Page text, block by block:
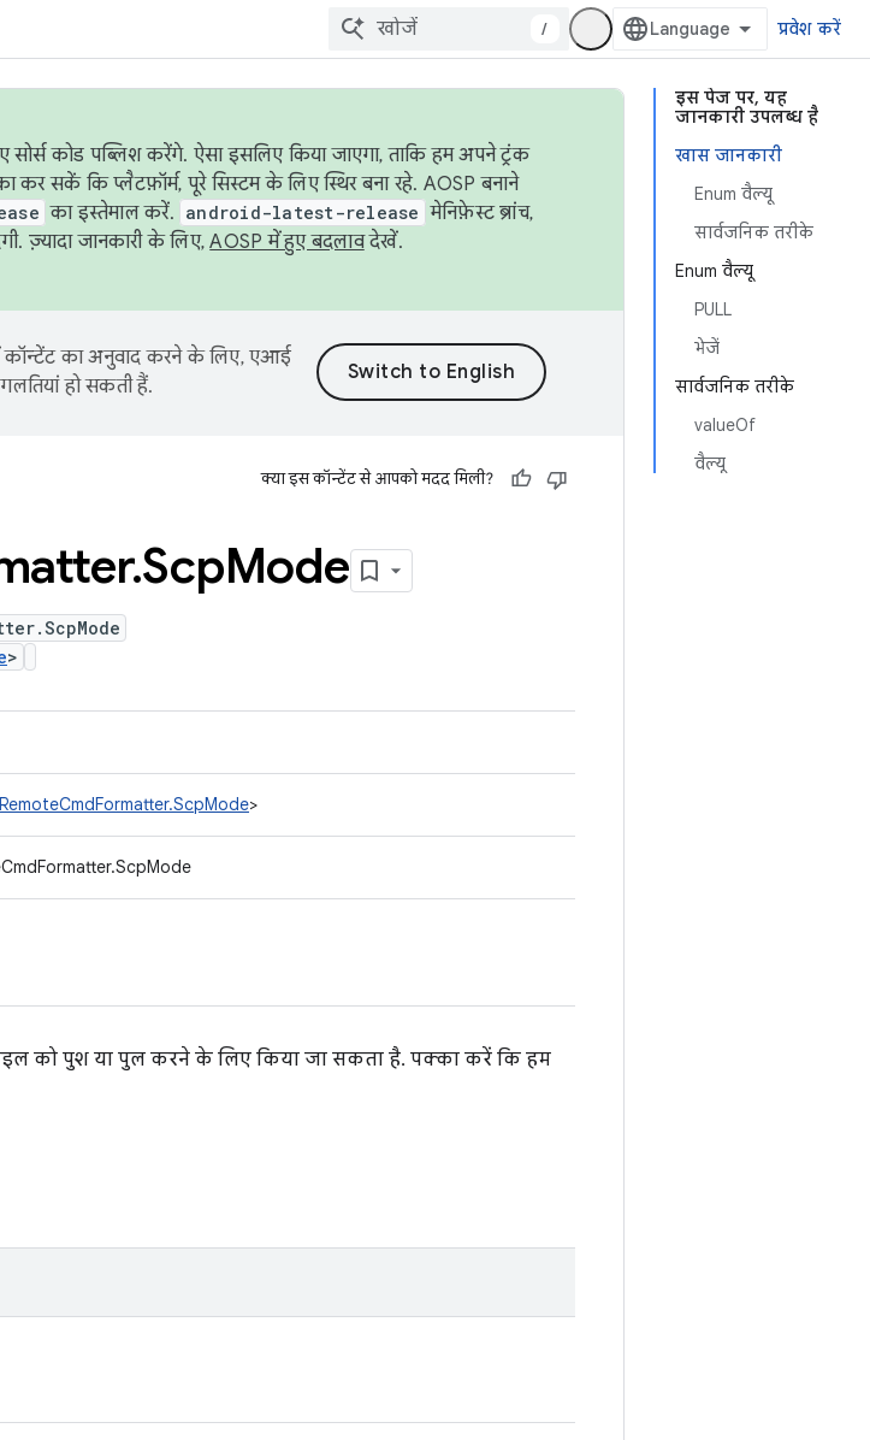
/ प्रवेश करें
इस पेज पर, यह
जानकारी उपलब्ध है
खास जानकारी
Enum वैल्यू
सार्वजनिक तरीके
Enum वैल्यू
PULL
भेजें
सार्वजनिक तरीके
valueOf
वैल्यू
कोड पब्लिश करेंगे. ऐसा इसलिए किया जाएगा, ताकि हम अपने ट्रंक
सकें कि प्लैटफ़ॉर्म, पूरे सिस्टम के लिए स्थिर बना रहे. AOSP बनाने
का इस्तेमाल करें. android-latest-release मेनिफ़ेस्ट ब्रांच,
ज़्यादा जानकारी के लिए,AOSP में हुए बदलावदेखें.
कॉन्टेंट का अनुवाद करने के लिए, एआई
हो सकती हैं.
क्या इस कॉन्टेंट से आपको मदद मिली?
.ScpMode
>
>
को पुश या पुल करने के लिए किया जा सकता है. पक्का करें कि हम